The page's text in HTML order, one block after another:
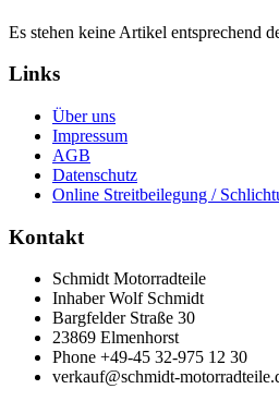
Es stehen keine Artikel entsprechend
Links
Über uns
Impressum
AGB
Datenschutz
Online Streitbeilegung /
Kontakt
Schmidt Motorradteile
Inhaber Wolf Schmidt
Bargfelder Straße 30
23869 Elmenhorst
Phone +49-45 32-975 12 30
verkauf@schmidt-